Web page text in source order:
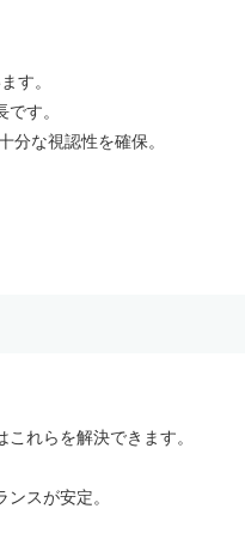
す。
す。
分な視認性を確保。
れらを解決できます。
スが安定。